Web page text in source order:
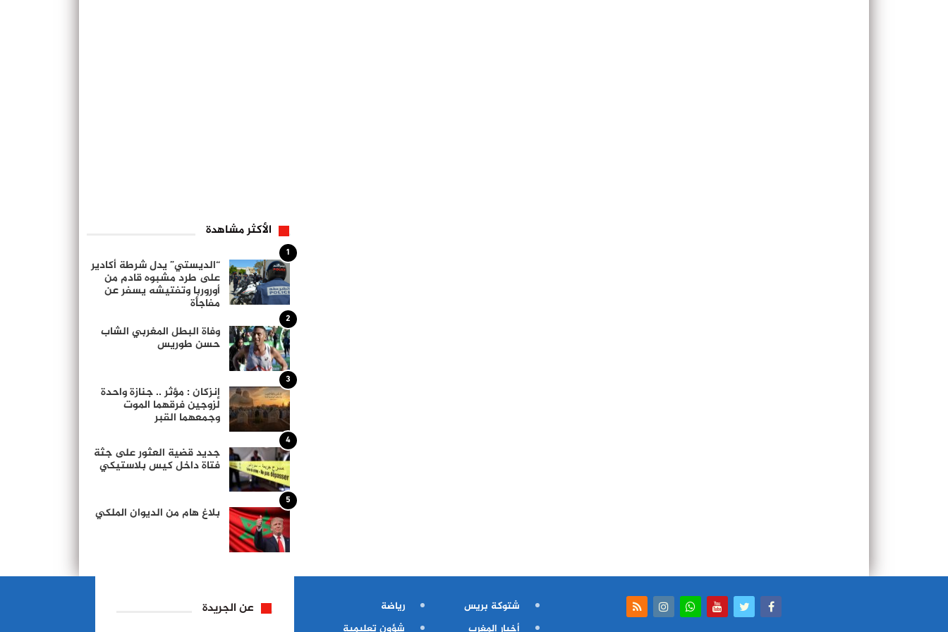
الأكثر مشاهدة
1
“الديستي” يدل شرطة أكادير
على طرد مشبوه قادم من
أوروربا وتفتيشه يسفر عن
مفاجأة
2
وفاة البطل المغربي الشاب
حسن طوريس
3
إنزكان : مؤثر .. جنازة واحدة
لزوجين فرقهما الموت
وجمعهما القبر
4
جديد قضية العثور على جثة
فتاة داخل كيس بلاستيكي
5
بلاغ هام من الديوان الملكي
شتوكة بريس
أخبار المغرب
رياضة
شؤون تعليمية
عن الجريدة